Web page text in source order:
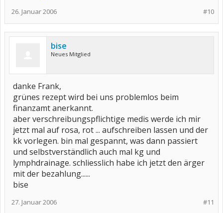
#10
26. Januar 2006
bise
Neues Mitglied
danke Frank,
grünes rezept wird bei uns problemlos beim
finanzamt anerkannt.
aber verschreibungspflichtige medis werde ich mir
jetzt mal auf rosa, rot ... aufschreiben lassen und der
kk vorlegen. bin mal gespannt, was dann passiert
und selbstverständlich auch mal kg und
lymphdrainage. schliesslich habe ich jetzt den ärger
mit der bezahlung......
bise
#11
27. Januar 2006